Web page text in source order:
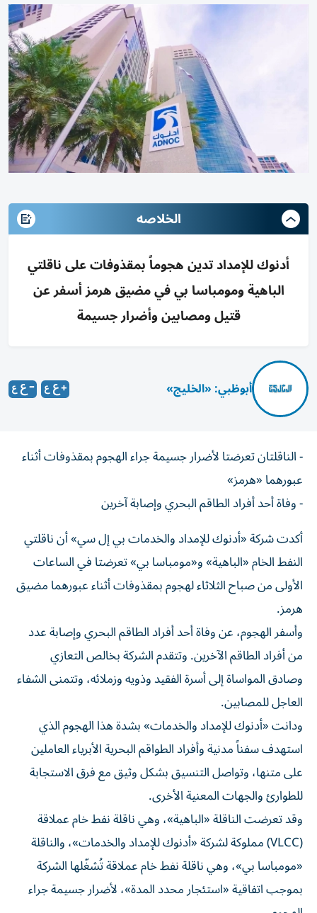
الخلاصه
أدنوك للإمداد تدين هجوماً بمقذوفات على ناقلتي
الباهية ومومباسا بي في مضيق هرمز أسفر عن
قتيل ومصابين وأضرار جسيمة
أبوظبي: «الخليج»
- الناقلتان تعرضتا لأضرار جسيمة جراء الهجوم بمقذوفات أثناء
عبورهما «هرمز»
- وفاة أحد أفراد الطاقم البحري وإصابة آخرين
أكدت شركة «أدنوك للإمداد والخدمات بي إل سي» أن ناقلتي
النفط الخام «الباهية» و«مومباسا بي» تعرضتا في الساعات
الأولى من صباح الثلاثاء لهجوم بمقذوفات أثناء عبورهما مضيق
هرمز.
وأسفر الهجوم، عن وفاة أحد أفراد الطاقم البحري وإصابة عدد
من أفراد الطاقم الآخرين. وتتقدم الشركة بخالص التعازي
وصادق المواساة إلى أسرة الفقيد وذويه وزملائه، وتتمنى الشفاء
العاجل للمصابين.
ودانت «أدنوك للإمداد والخدمات» بشدة هذا الهجوم الذي
استهدف سفناً مدنية وأفراد الطواقم البحرية الأبرياء العاملين
على متنها، وتواصل التنسيق بشكل وثيق مع فرق الاستجابة
للطوارئ والجهات المعنية الأخرى.
وقد تعرضت الناقلة «الباهية»، وهي ناقلة نفط خام عملاقة
(VLCC) مملوكة لشركة «أدنوك للإمداد والخدمات»، والناقلة
«مومباسا بي»، وهي ناقلة نفط خام عملاقة تُشغّلها الشركة
بموجب اتفاقية «استئجار محدد المدة»، لأضرار جسيمة جراء